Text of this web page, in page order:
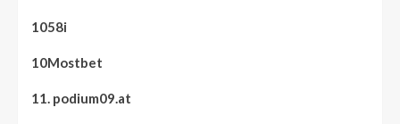
1058i
10Mostbet
11. podium09.at